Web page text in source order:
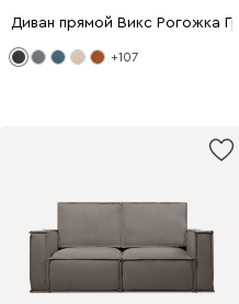
Диван прямой Викс Рогожка
+107